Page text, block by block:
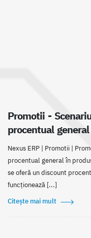
Promotii -
procentual
Nexus ERP | Promotii |
procentual general în
se oferă un discount
funcționează [...]
Citește mai mult